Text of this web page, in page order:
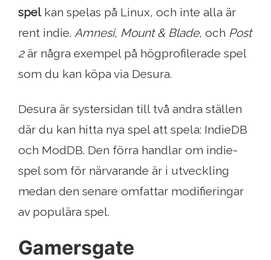
spelkan spelas på Linux, och inte alla är
rent indie. Amnesi, Mount & Blade, och Post
2är några exempel på högprofilerade spel
som du kan köpa via Desura.
Desura är systersidan till två andra ställen
där du kan hitta nya spel att spela: IndieDB
och ModDB. Den förra handlar om indie-
spel som för närvarande är i utveckling
medan den senare omfattar modifieringar
av populära spel.
Gamersgate